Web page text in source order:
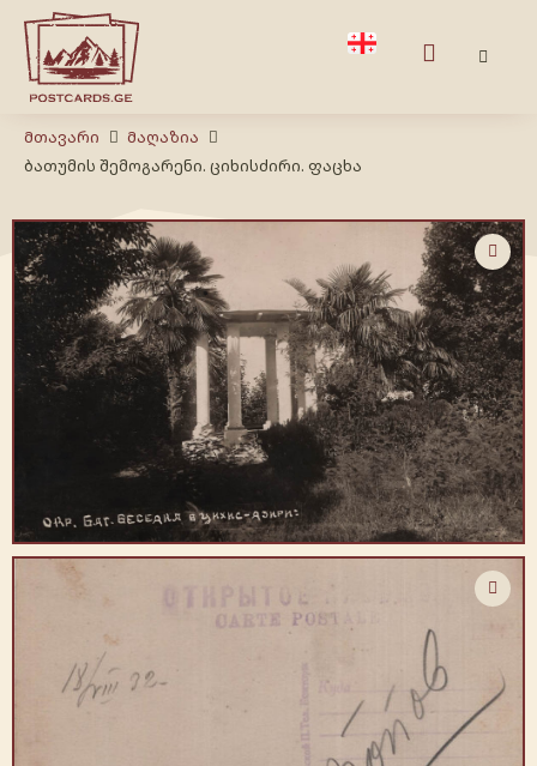
Მთავარი
Მაღაზია
ბათუმის შემოგარენი. ციხისძირი. ფაცხა